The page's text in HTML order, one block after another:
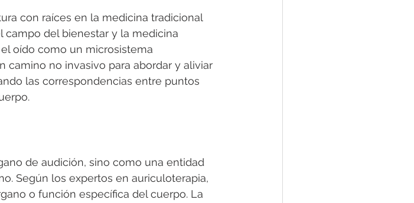
con raíces en la medicina tradicional
campo del bienestar y la medicina
oído como un microsistema
no invasivo para abordar y aliviar
las correspondencias entre puntos
de audición, sino como una entidad
Según los expertos en auriculoterapia,
o función específica del cuerpo. La